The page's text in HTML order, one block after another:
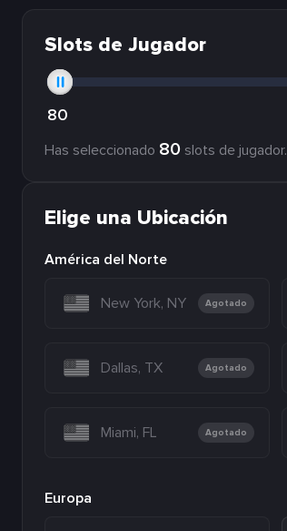
Slots de Jugador
80
Has seleccionado 80 slots de jugador.
Elige una Ubicación
América del Norte
New York, NY Agotado
Dallas, TX Agotado
Miami, FL Agotado
Europa